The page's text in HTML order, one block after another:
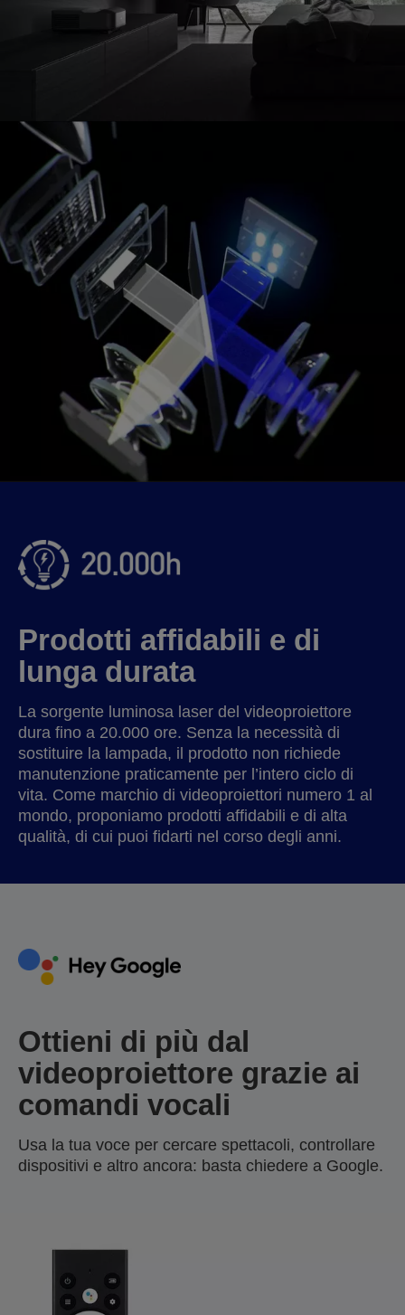
Prodotti affidabili e di
lunga durata
La sorgente luminosa laser del videoproiettore
dura fino a 20.000 ore. Senza la necessità di
sostituire la lampada, il prodotto non richiede
manutenzione praticamente per l’intero ciclo di
vita. Come marchio di videoproiettori numero 1 al
mondo, proponiamo prodotti affidabili e di alta
qualità, di cui puoi fidarti nel corso degli anni.
Ottieni di più dal
videoproiettore grazie ai
comandi vocali
Usa la tua voce per cercare spettacoli, controllare
dispositivi e altro ancora: basta chiedere a Google.